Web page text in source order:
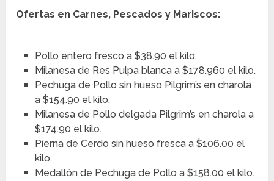
Ofertas en Carnes, Pescados y Mariscos:
Pollo entero fresco a $38.90 el kilo.
Milanesa de Res Pulpa blanca a $178.960 el kilo.
Pechuga de Pollo sin hueso Pilgrim’s en charola
a $154.90 el kilo.
Milanesa de Pollo delgada Pilgrim’s en charola a
$174.90 el kilo.
Pierna de Cerdo sin hueso fresca a $106.00 el
kilo.
Medallón de Pechuga de Pollo a $158.00 el kilo.